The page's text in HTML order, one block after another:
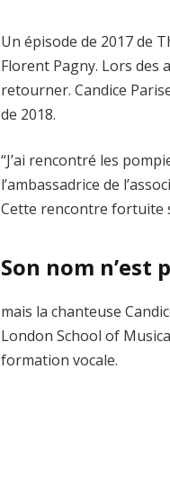
Un épisode de 2017 de
Florent Pagny. Lors des
retourner. Candice
de 2018.
“J’ai rencontré les
l’ambassadrice de
Cette rencontre fortuite
Son nom n’est
mais la chanteuse
London School of
formation vocale.